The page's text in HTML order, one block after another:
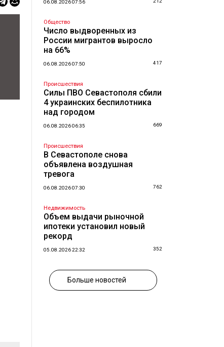
06.08.2026 07:56
Общество
Число выдворенных из
России мигрантов выросло
на 66%
06.08.2026 07:50 417
Происшествия
Силы ПВО Севастополя сбили
4 украинских беспилотника
над городом
06.08.2026 06:35 669
Происшествия
В Севастополе снова
объявлена воздушная
тревога
06.08.2026 07:30 762
Недвижимость
Объем выдачи рыночной
ипотеки установил новый
рекорд
05.08.2026 22:32 352
Больше новостей